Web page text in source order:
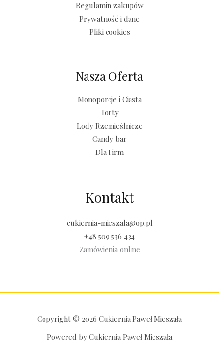
Regulamin zakupów
Prywatność i dane
Pliki cookies
Nasza Oferta
Monoporcje i Ciasta
Torty
Lody Rzemieślnicze
Candy bar
Dla Firm
Kontakt
cukiernia-mieszala@op.pl
+48 509 536 434
Zamówienia online
Copyright © 2026 Cukiernia Paweł Mieszała
Powered by Cukiernia Paweł Mieszała